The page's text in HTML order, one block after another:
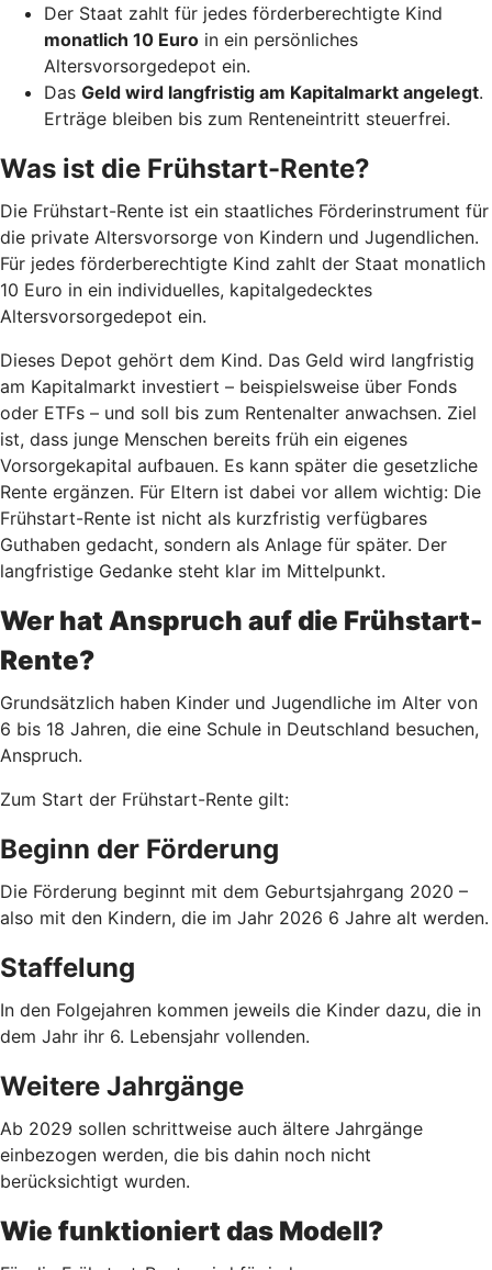
Der Staat zahlt für jedes förderberechtigte Kind
monatlich 10 Euro in ein persönliches
Altersvorsorgedepot ein.
Das Geld wird langfristig am Kapitalmarkt angelegt.
Erträge bleiben bis zum Renteneintritt steuerfrei.
Was ist die Frühstart-Rente?
Die Frühstart-Rente ist ein staatliches Förderinstrument für
die private Altersvorsorge von Kindern und Jugendlichen.
Für jedes förderberechtigte Kind zahlt der Staat monatlich
10 Euro in ein individuelles, kapitalgedecktes
Altersvorsorgedepot ein.
Dieses Depot gehört dem Kind. Das Geld wird langfristig
am Kapitalmarkt investiert – beispielsweise über Fonds
oder ETFs – und soll bis zum Rentenalter anwachsen. Ziel
ist, dass junge Menschen bereits früh ein eigenes
Vorsorgekapital aufbauen. Es kann später die gesetzliche
Rente ergänzen. Für Eltern ist dabei vor allem wichtig: Die
Frühstart-Rente ist nicht als kurzfristig verfügbares
Guthaben gedacht, sondern als Anlage für später. Der
langfristige Gedanke steht klar im Mittelpunkt.
Wer hat Anspruch auf die Frühstart-
Rente?
Grundsätzlich haben Kinder und Jugendliche im Alter von
6 bis 18 Jahren, die eine Schule in Deutschland besuchen,
Anspruch.
Zum Start der Frühstart-Rente gilt:
Beginn der Förderung
Die Förderung beginnt mit dem Geburtsjahrgang 2020 –
also mit den Kindern, die im Jahr 2026 6 Jahre alt werden.
Staffelung
In den Folgejahren kommen jeweils die Kinder dazu, die in
dem Jahr ihr 6. Lebensjahr vollenden.
Weitere Jahrgänge
Ab 2029 sollen schrittweise auch ältere Jahrgänge
einbezogen werden, die bis dahin noch nicht
berücksichtigt wurden.
Wie funktioniert das Modell?